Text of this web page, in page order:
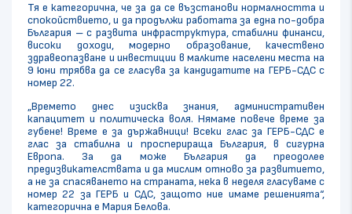
Тя е категорична, че за да се възстанови нормалността и
спокойствието, и да продължи работата за една по-добра
България – с развита инфраструктура, стабилни финанси,
високи доходи, модерно образование, качествено
здравеопазване и инвестиции в малките населени места на
9 юни трябва да се гласува за кандидатите на ГЕРБ-СДС с
номер 22.
„Времето днес изисква знания, административен
капацитет и политическа воля. Нямаме повече време за
губене! Време е за държавници! Всеки глас за ГЕРБ-СДС е
глас за стабилна и просперираща България, в сигурна
Европа. За да може България да преодолее
предизвикателствата и да мислим отново за развитието,
а не за спасяването на страната, нека в неделя гласуваме с
номер 22 за ГЕРБ и СДС, защото ние имаме решенията“,
категорична е Мария Белова.